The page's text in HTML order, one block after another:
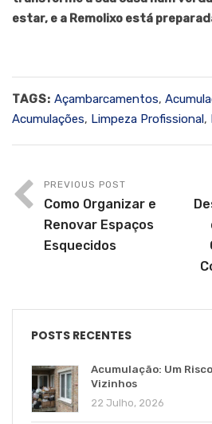
estar, e a Remolixo está
TAGS: Açambarcamentos,
Acumulações, Limpeza Profissional,
PREVIOUS POST
Como Organizar e
Renovar Espaços
Esquecidos
POSTS RECENTES
Acumulação: Um
Vizinhos
22 Julho, 2026